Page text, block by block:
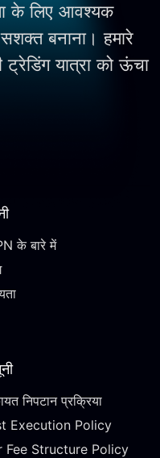
के लिए आवश्यक
बनाना। हमारे
यात्रा को ऊंचा
के बारे में
निपटान प्रक्रिया
Execution Policy
Fee Structure Policy